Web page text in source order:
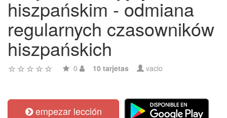
hiszpańskim - odmiana
regularnych czasowników
hiszpańskich
0 10 tarjetas vacio
empezar lección